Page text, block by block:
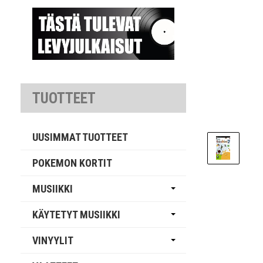
TUOTTEET
UUSIMMAT TUOTTEET
POKEMON KORTIT
MUSIIKKI
KÄYTETYT MUSIIKKI
VINYYLIT